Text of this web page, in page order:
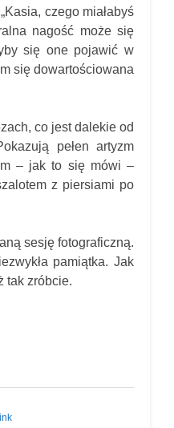
czego miałabyś
nagość może się
się one pojawić w
się dowartościowana
co jest dalekie od
pełen artyzm
– jak to się mówi –
z piersiami po
sesję fotograficzną.
pamiątka. Jak
tak zróbcie.